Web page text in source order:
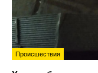
Происшествия